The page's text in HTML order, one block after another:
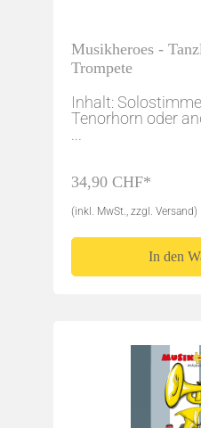
Musikheroes -
Trompete
Inhalt: Solostimme für Trompete,
Tenorhorn oder
...
34,90 CHF*
(inkl. MwSt., zzgl. Versand)
In den